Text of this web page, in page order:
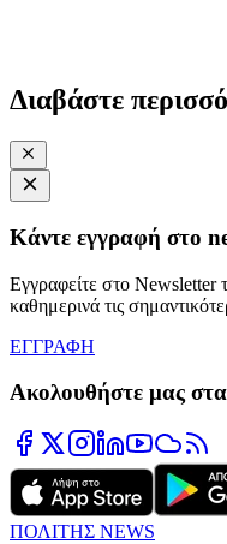
Διαβάστε
Κάντε εγγραφή στο
Εγγραφείτε στο Newsletter
καθημερινά τις
ΕΓΓΡΑΦΗ
Ακολουθήστε μας
ΠΟΛΙΤΗΣ NEWS